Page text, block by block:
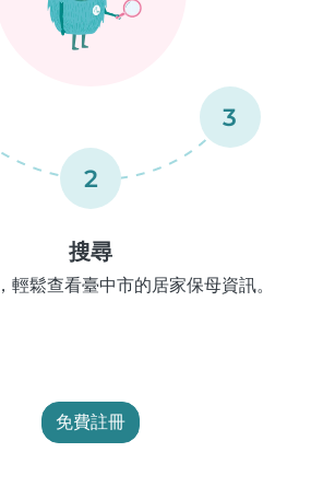
2
3
搜尋
輕鬆查看臺中市的居家保母資訊。
免費註冊